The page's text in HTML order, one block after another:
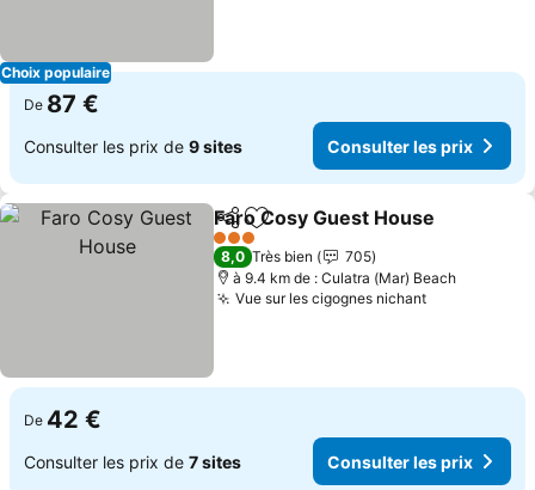
Choix populaire
De 87 €
Consulter les prix de 9 sites Consulter les prix
PartagerAjouter à mes favoris
Faro Cosy Guest House
3 Étoiles
8,0 Très bien
705
à 9.4 km de : Culatra (Mar) Beach
Vue sur les cigognes nichantConsulter
De 42 €
Consulter les prix de 7 sites Consulter les prix